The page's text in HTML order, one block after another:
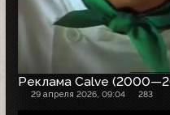
Реклама Calve
29 апреля 2026, 09:04 283